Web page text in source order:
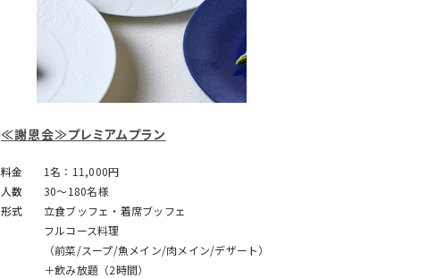
≪謝恩会≫プレミアムプラン
料金
1名：11,000円
人数
30～180名様
形式
立食ブッフェ・着席ブッフェ
フルコース料理
（前菜/スープ/魚メイン/肉メイン/デザート）
＋飲み放題（2時間）